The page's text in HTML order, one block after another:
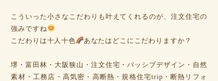
こういった小さなこだわりも叶えてくれるのが、注文住宅の
強みですね
こだわりは十人十色
あなたはどこにこだわりますか？
堺・富田林・大阪狭山・注文住宅・パッシブデザイン・自然
素材・工務店・高気密・高断熱・規格住宅trip・断熱リフォ